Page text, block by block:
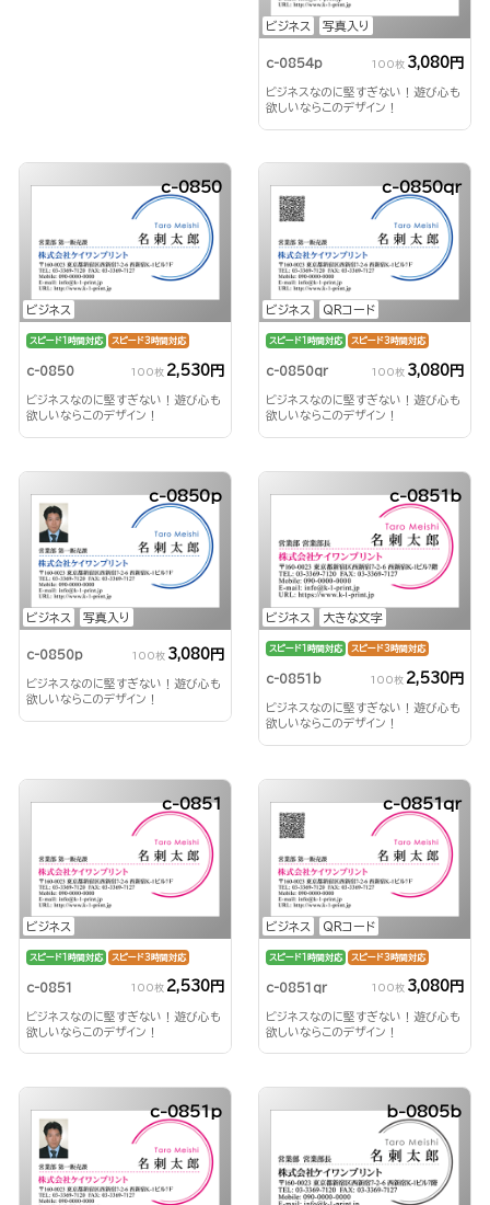
ビジネス 写真入り
c-0854p 100枚 3,080円
ビジネスなのに堅すぎない！遊び心も
欲しいならこのデザイン！
ビジネス
c-0850
スピード1時間対応 スピード3時間対応
c-0850 100枚 2,530円
ビジネスなのに堅すぎない！遊び心も
欲しいならこのデザイン！
ビジネス QRコード
c-0850qr
スピード1時間対応 スピード3時間対応
c-0850qr 100枚 3,080円
ビジネスなのに堅すぎない！遊び心も
欲しいならこのデザイン！
ビジネス 写真入り
c-0850p
c-0850p 100枚 3,080円
ビジネスなのに堅すぎない！遊び心も
欲しいならこのデザイン！
ビジネス 大きな文字
c-0851b
スピード1時間対応 スピード3時間対応
c-0851b 100枚 2,530円
ビジネスなのに堅すぎない！遊び心も
欲しいならこのデザイン！
ビジネス
c-0851
スピード1時間対応 スピード3時間対応
c-0851 100枚 2,530円
ビジネスなのに堅すぎない！遊び心も
欲しいならこのデザイン！
ビジネス QRコード
c-0851qr
スピード1時間対応 スピード3時間対応
c-0851qr 100枚 3,080円
ビジネスなのに堅すぎない！遊び心も
欲しいならこのデザイン！
c-0851p b-0805b